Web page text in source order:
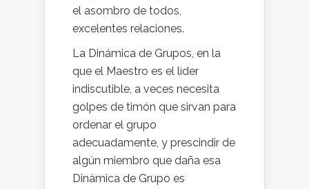
el asombro de todos,
excelentes relaciones.
La Dinámica de Grupos, en la
que el Maestro es el líder
indiscutible, a veces necesita
golpes de timón que sirvan para
ordenar el grupo
adecuadamente, y prescindir de
algún miembro que daña esa
Dinámica de Grupo es